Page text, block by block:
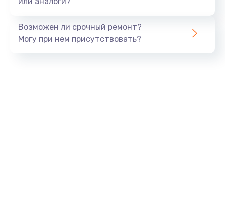
550 руб.
Возможен ли срочный ремонт?
Могу при нем присутствовать?